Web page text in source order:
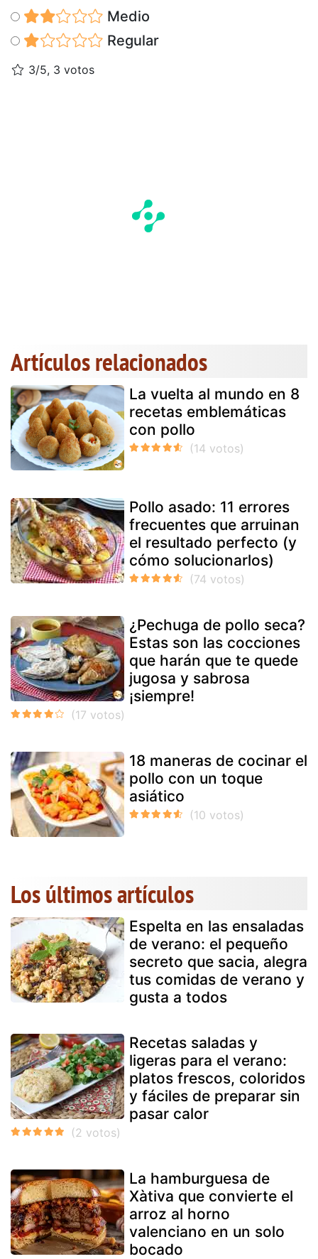
Medio
Regular
3/5, 3 votos
Artículos relacionados
La vuelta al mundo en 8
recetas emblemáticas
con pollo
Pollo asado: 11 errores
frecuentes que arruinan
el resultado perfecto (y
cómo solucionarlos)
¿Pechuga de pollo seca?
Estas son las cocciones
que harán que te quede
jugosa y sabrosa
¡siempre!
18 maneras de cocinar el
pollo con un toque
asiático
Los últimos artículos
Espelta en las ensaladas
de verano: el pequeño
secreto que sacia, alegra
tus comidas de verano y
gusta a todos
Recetas saladas y
ligeras para el verano:
platos frescos, coloridos
y fáciles de preparar sin
pasar calor
La hamburguesa de
Xàtiva que convierte el
arroz al horno
valenciano en un solo
bocado